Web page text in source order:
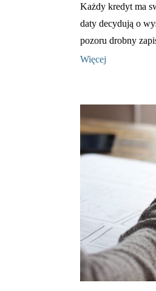
Każdy kredyt ma
daty decydują o
pozoru drobny
Więcej